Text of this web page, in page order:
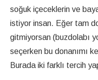
soğuk içeceklerin ve
istiyor insan. Eğer tam
gitmiyorsan (buzdolabı
seçerken bu donanımı
Burada iki farklı tercih